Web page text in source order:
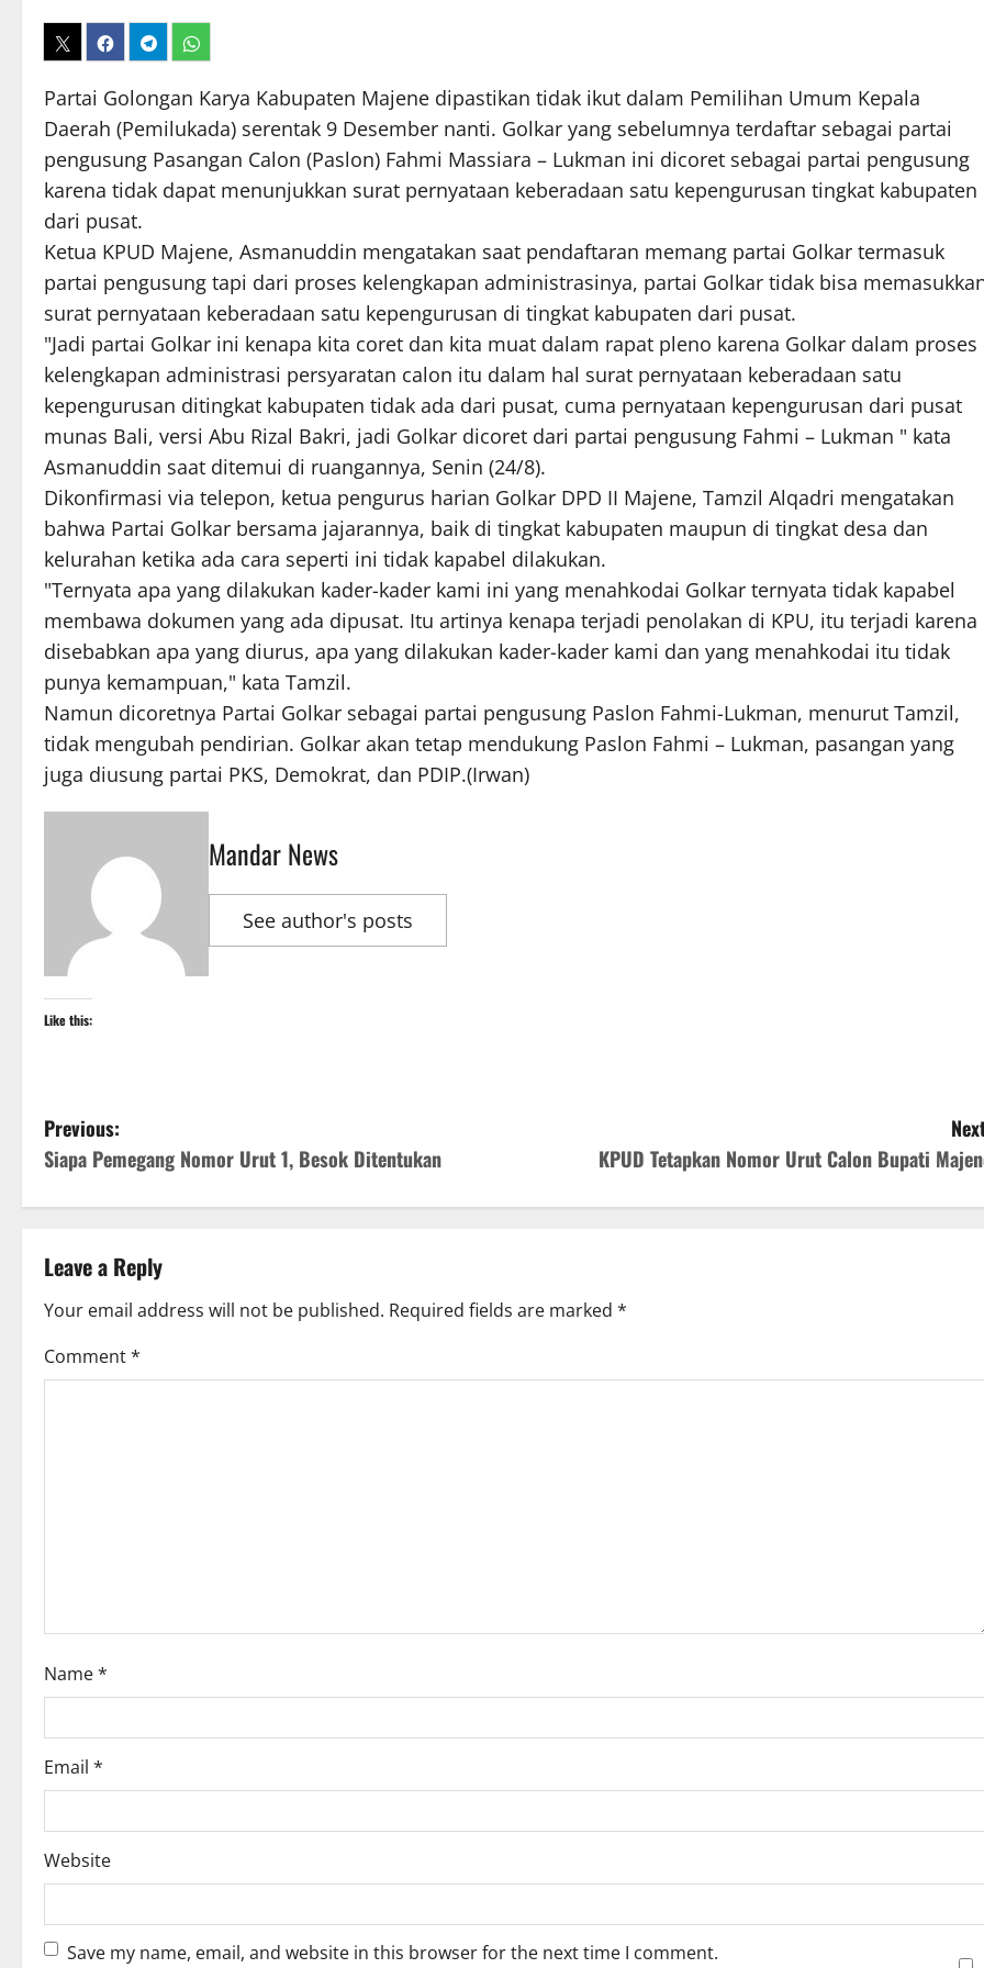
Partai Golongan Karya Kabupaten Majene dipastikan tidak ikut dalam Pemilihan Umum Kepala
Daerah (Pemilukada) serentak 9 Desember nanti. Golkar yang sebelumnya terdaftar sebagai partai
pengusung Pasangan Calon (Paslon) Fahmi Massiara – Lukman ini dicoret sebagai partai pengusung
karena tidak dapat menunjukkan surat pernyataan keberadaan satu kepengurusan tingkat kabupaten
dari pusat.
Ketua KPUD Majene, Asmanuddin mengatakan saat pendaftaran memang partai Golkar termasuk
partai pengusung tapi dari proses kelengkapan administrasinya, partai Golkar tidak bisa
surat pernyataan keberadaan satu kepengurusan di tingkat kabupaten dari pusat.
"Jadi partai Golkar ini kenapa kita coret dan kita muat dalam rapat pleno karena Golkar dalam proses
kelengkapan administrasi persyaratan calon itu dalam hal surat pernyataan keberadaan satu
kepengurusan ditingkat kabupaten tidak ada dari pusat, cuma pernyataan kepengurusan dari pusat
munas Bali, versi Abu Rizal Bakri, jadi Golkar dicoret dari partai pengusung Fahmi – Lukman " kata
Asmanuddin saat ditemui di ruangannya, Senin (24/8).
Dikonfirmasi via telepon, ketua pengurus harian Golkar DPD II Majene, Tamzil Alqadri mengatakan
bahwa Partai Golkar bersama jajarannya, baik di tingkat kabupaten maupun di tingkat desa dan
kelurahan ketika ada cara seperti ini tidak kapabel dilakukan.
"Ternyata apa yang dilakukan kader-kader kami ini yang menahkodai Golkar ternyata tidak kapabel
membawa dokumen yang ada dipusat. Itu artinya kenapa terjadi penolakan di KPU, itu terjadi karena
disebabkan apa yang diurus, apa yang dilakukan kader-kader kami dan yang menahkodai itu tidak
punya kemampuan," kata Tamzil.
Namun dicoretnya Partai Golkar sebagai partai pengusung Paslon Fahmi-Lukman, menurut Tamzil,
tidak mengubah pendirian. Golkar akan tetap mendukung Paslon Fahmi – Lukman, pasangan yang
juga diusung partai PKS, Demokrat, dan PDIP.(Irwan)
Mandar News
See author's posts
Like this:
P
o
s
t
n
a
i
o
n
Previous:
Siapa Pemegang Nomor Urut 1, Besok Ditentukan
KPUD Tetapkan Nomor Urut Calon Bupati
Leave a Reply
Your email address will not be published. Required fields are marked *
Comment*
Name*
Email *
Website
Save my name, email, and website in this browser for the next time I comment.